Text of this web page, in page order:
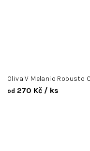
Oliva V Melanio Robusto
od 270 Kč / ks